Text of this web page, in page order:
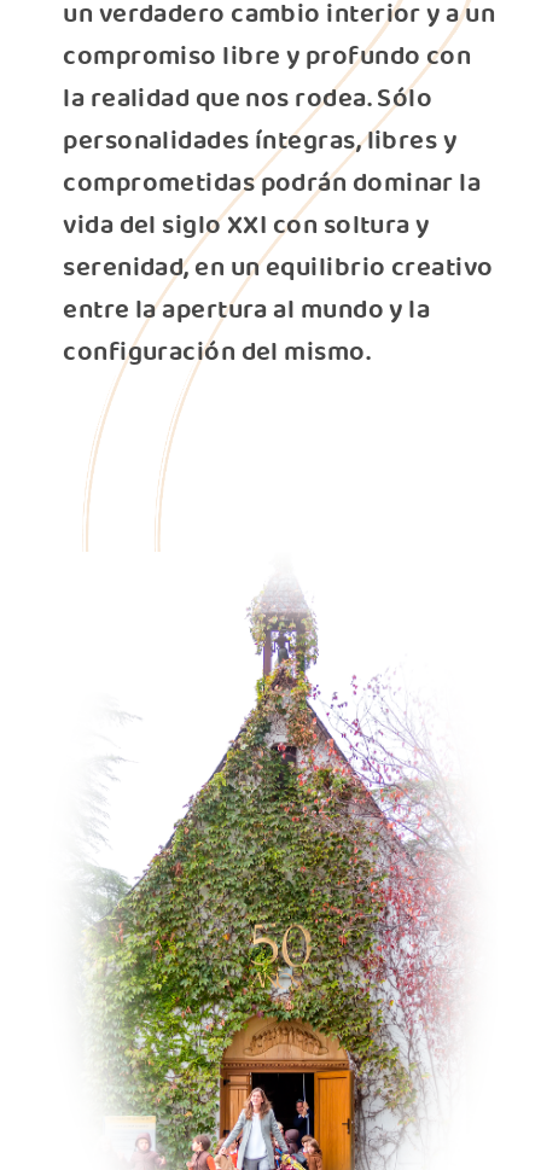
un verdadero cambio interior y a un
compromiso libre y profundo con
la realidad que nos rodea. Sólo
personalidades íntegras, libres y
comprometidas podrán dominar la
vida del siglo XXI con soltura y
serenidad, en un equilibrio creativo
entre la apertura al mundo y la
configuración del mismo.